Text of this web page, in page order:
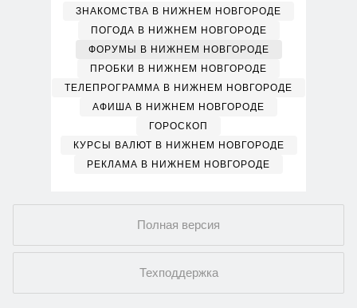
ЗНАКОМСТВА В НИЖНЕМ НОВГОРОДЕ
ПОГОДА В НИЖНЕМ НОВГОРОДЕ
ФОРУМЫ В НИЖНЕМ НОВГОРОДЕ
ПРОБКИ В НИЖНЕМ НОВГОРОДЕ
ТЕЛЕПРОГРАММА В НИЖНЕМ НОВГОРОДЕ
АФИША В НИЖНЕМ НОВГОРОДЕ
ГОРОСКОП
КУРСЫ ВАЛЮТ В НИЖНЕМ НОВГОРОДЕ
РЕКЛАМА В НИЖНЕМ НОВГОРОДЕ
Полная версия
Техподдержка